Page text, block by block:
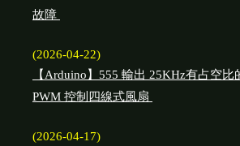
故障
(2026-04-22)
【Arduino】555 輸出 25KHz有占空比
PWM 控制四線式風扇
(2026-04-17)